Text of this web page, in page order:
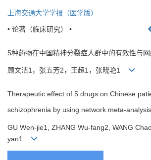
上海交通大学学报（医学版）
• 论著（临床研究） •
5种药物在中国精神分裂症人群中的有效性与
顾文洁1，张五芳2，王超1，张晓艳1
Therapeutic effect of 5 drugs on Chinese
schizophrenia by using network meta-analysis
GU Wen-jie1, ZHANG Wu-fang2, WANG
yan1